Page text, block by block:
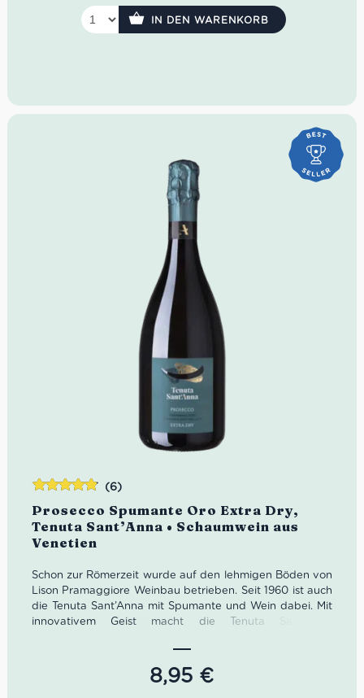
Idealer Versandkarton: 21 Flaschen
IN DEN WARENKORB
Prosecco Spumante Oro Extra Dry,
Tenuta Sant’Anna • Schaumwein aus
Venetien
(6)
Schon zur Römerzeit wurde auf den lehmigen Böden von
Lison Pramaggiore Weinbau betrieben. Seit 1960 ist auch
die Tenuta Sant’Anna mit Spumante und Wein dabei. Mit
innovativem Geist macht die Tenuta Sant’Anna
8,95 €
mit4.83
von 5